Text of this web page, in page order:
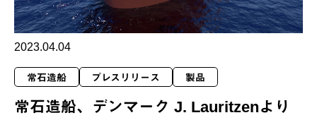
2023.04.04
常石造船 プレスリリース 製品
常石造船、デンマーク J. Lauritzenより